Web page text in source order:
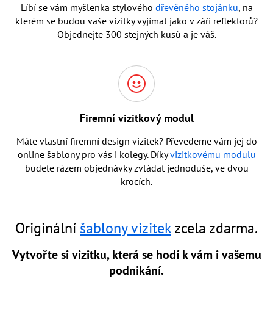
Líbí se vám myšlenka stylového dřevěného stojánku, na
kterém se budou vaše vizitky vyjímat jako v záři reflektorů?
Objednejte 300 stejných kusů a je váš.
Firemní vizitkový modul
Máte vlastní firemní design vizitek? Převedeme vám jej do
online šablony pro vás i kolegy. Díkyvizitkovému modulu
budete rázem objednávky zvládat jednoduše, ve dvou
krocích.
Originální šablony vizitekzcela zdarma.
Vytvořte si vizitku, která se hodí k vám i vašemu
podnikání.